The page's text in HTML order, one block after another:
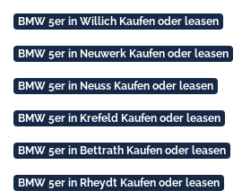
BMW 5er in Willich Kaufen oder leasen
BMW 5er in Neuwerk Kaufen oder leasen
BMW 5er in Neuss Kaufen oder leasen
BMW 5er in Krefeld Kaufen oder leasen
BMW 5er in Bettrath Kaufen oder leasen
BMW 5er in Rheydt Kaufen oder leasen